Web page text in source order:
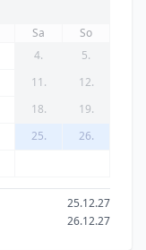
Sa
So
4.
5.
11.
12.
18.
19.
25.
26.
25.12.27
26.12.27